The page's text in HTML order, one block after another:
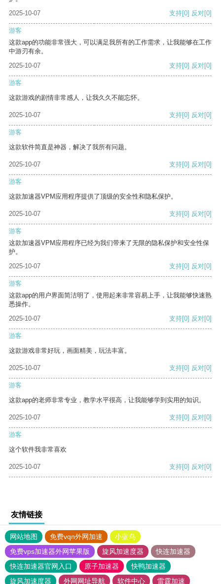
2025-10-07
支持[0] 反对[0]
游客
这款app的功能非常强大，可以满足我所有的工作需求，让我能够在工作
中游刃有余。
2025-10-07
支持[0] 反对[0]
游客
这款游戏的剧情非常感人，让我久久不能忘怀。
2025-10-07 支持[0] 反对[0]
游客
这款软件简直是神器，解决了我所有问题。
2025-10-07 支持[0] 反对[0]
游客
这款加速器VPM应用程序提供了顶级的安全性和隐私保护。
2025-10-07 支持[0] 反对[0]
游客
这款加速器VPM应用程序已经为我们带来了无限的隐私保护和安全性保
护。
2025-10-07
支持[0] 反对[0]
游客
这款app的用户界面简洁明了，使用起来非常容易上手，让我能够快速熟
悉操作。
2025-10-07
支持[0] 反对[0]
游客
这款游戏非常好玩，画面精美，玩法丰富。
2025-10-07 支持[0] 反对[0]
游客
这款app的老师非常专业，教学水平很高，让我能够学到实用的知识。
2025-10-07 支持[0] 反对[0]
游客
这个软件我非常喜欢
2025-10-07 支持[0] 反对[0]
友情链接
网站地图 免费vqn外网加速
小蓝鸟
免费vps加速器外网苹果版
旋风加速度器
快连加速器
快连加速器官网入口
原子加速器
快鸭加速器
旋风加速度器
外网网址导航 软件中心 雷霆加速